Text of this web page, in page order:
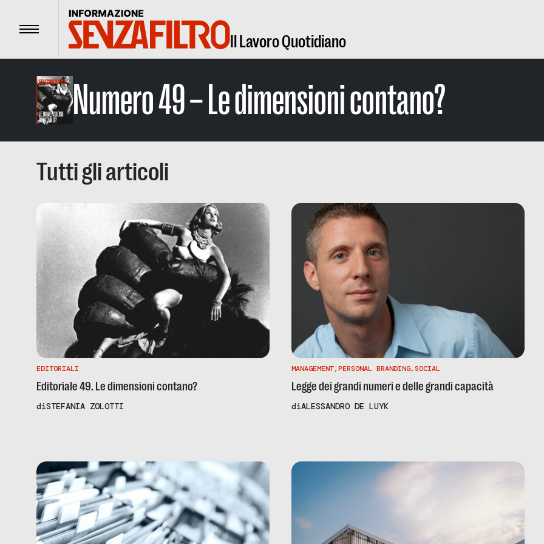
Menu Il Lavoro Quotidiano
Numero 49 – Le dimensioni contano?
Tutti gli articoli
EDITORIALI
Editoriale 49. Le dimensioni contano?
diSTEFANIA ZOLOTTI
MANAGEMENT,PERSONAL BRANDING,SOCIAL
Legge dei grandi numeri e delle grandi capacità
diALESSANDRO DE LUYK